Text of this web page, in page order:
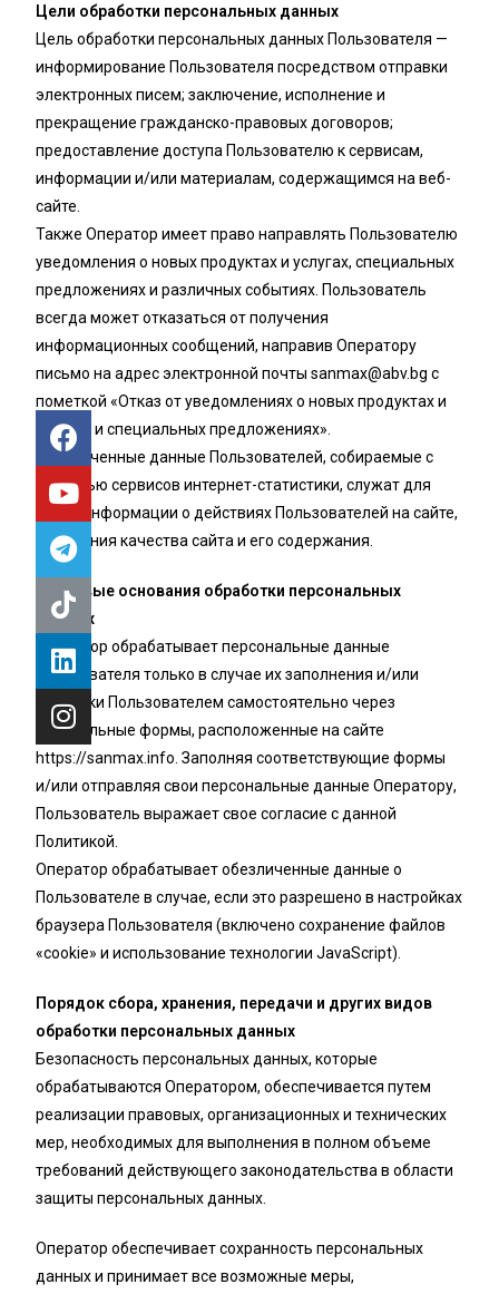
Цели обработки персональных данных
Цель обработки персональных данных Пользователя —
информирование Пользователя посредством отправки
электронных писем; заключение, исполнение и
прекращение гражданско-правовых договоров;
предоставление доступа Пользователю к сервисам,
информации и/или материалам, содержащимся на веб-
сайте.
Также Оператор имеет право направлять Пользователю
уведомления о новых продуктах и услугах, специальных
предложениях и различных событиях. Пользователь
всегда может отказаться от получения
информационных сообщений, направив Оператору
письмо на адрес электронной почтыsanmax@abv.bg с
пометкой «Отказ от уведомлениях о новых продуктах и
услугах и специальных предложениях».
Обезличенные данные Пользователей, собираемые с
помощью сервисов интернет-статистики, служат для
сбора информации о действиях Пользователей на сайте,
улучшения качества сайта и его содержания.
Правовые основания обработки персональных
данных
Оператор обрабатывает персональные данные
Пользователя только в случае их заполнения и/или
отправки Пользователем самостоятельно через
специальные формы, расположенные на сайте
https://sanmax.info. Заполняя соответствующие формы
и/или отправляя свои персональные данные Оператору,
Пользователь выражает свое согласие с данной
Политикой.
Оператор обрабатывает обезличенные данные о
Пользователе в случае, если это разрешено в настройках
браузера Пользователя (включено сохранение файлов
«cookie» и использование технологии JavaScript).
Порядок сбора, хранения, передачи и других видов
обработки персональных данных
Безопасность персональных данных, которые
обрабатываются Оператором, обеспечивается путем
реализации правовых, организационных и технических
мер, необходимых для выполнения в полном объеме
требований действующего законодательства в области
защиты персональных данных.
Оператор обеспечивает сохранность персональных
данных и принимает все возможные меры,